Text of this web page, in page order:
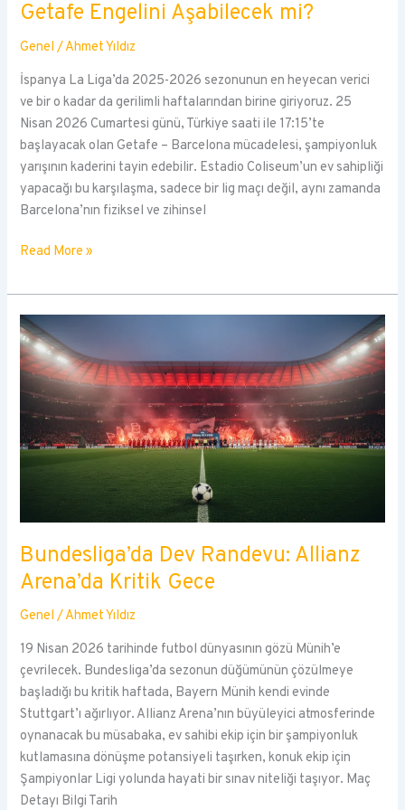
Getafe Engelini Aşabilecek mi?
Genel /Ahmet Yıldız
İspanya La Liga’da 2025-2026 sezonunun en heyecan verici
ve bir o kadar da gerilimli haftalarından birine giriyoruz. 25
Nisan 2026 Cumartesi günü, Türkiye saati ile 17:15’te
başlayacak olan Getafe – Barcelona mücadelesi, şampiyonluk
yarışının kaderini tayin edebilir. Estadio Coliseum’un ev sahipliği
yapacağı bu karşılaşma, sadece bir lig maçı değil, aynı zamanda
Barcelona’nın fiziksel ve zihinsel
Katalan
Şampiyonluk
Kilidi:
Getafe
Engelini
Aşabilecek
mi?
Read More »
Bundesliga’da Dev Randevu: Allianz
Arena’da Kritik Gece
Genel /Ahmet Yıldız
19 Nisan 2026 tarihinde futbol dünyasının gözü Münih’e
çevrilecek. Bundesliga’da sezonun düğümünün çözülmeye
başladığı bu kritik haftada, Bayern Münih kendi evinde
Stuttgart’ı ağırlıyor. Allianz Arena’nın büyüleyici atmosferinde
oynanacak bu müsabaka, ev sahibi ekip için bir şampiyonluk
kutlamasına dönüşme potansiyeli taşırken, konuk ekip için
Şampiyonlar Ligi yolunda hayati bir sınav niteliği taşıyor. Maç
Detayı Bilgi Tarih